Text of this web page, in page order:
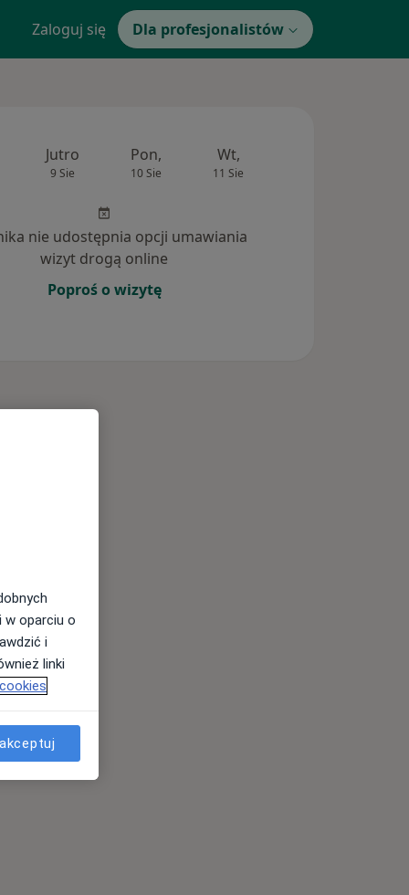
Zaloguj się Dla profesjonalistów
Jutro
9 Sie
Pon,
10 Sie
Wt,
11 Sie
nie udostępnia opcji umawiania
wizyt drogą online
Poproś o wizytę
oparciu o
i
linki